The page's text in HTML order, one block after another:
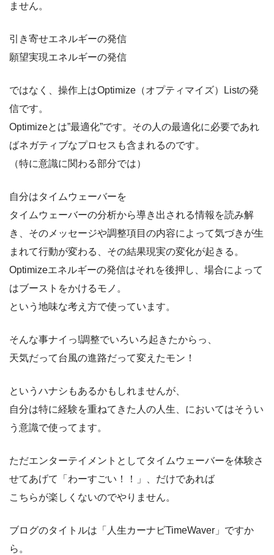
ません。
引き寄せエネルギーの発信
願望実現エネルギーの発信
ではなく、操作上はOptimize（オプティマイズ）Listの発
信です。
Optimizeとは”最適化”です。その人の最適化に必要であれ
ばネガティブなプロセスも含まれるのです。
（特に意識に関わる部分では）
自分はタイムウェーバーを
タイムウェーバーの分析から導き出される情報を読み解
き、そのメッセージや調整項目の内容によって気づきが生
まれて行動が変わる、その結果現実の変化が起きる。
Optimizeエネルギーの発信はそれを後押し、場合によって
はブーストをかけるモノ。
という地味な考え方で使っています。
そんな事ナイっ!調整でいろいろ起きたからっ、
天気だって台風の進路だって変えたモン！
というハナシもあるかもしれませんが、
自分は特に経験を重ねてきた人の人生、においてはそうい
う意識で使ってます。
ただエンターテイメントとしてタイムウェーバーを体験さ
せてあげて「わーすごい！！」、だけであれば
こちらが楽しくないのでやりません。
ブログのタイトルは「人生カーナビTimeWaver」ですか
ら。